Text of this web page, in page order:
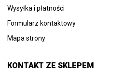
Wysyłka i płatności
Formularz kontaktowy
Mapa strony
KONTAKT ZE SKLEPEM